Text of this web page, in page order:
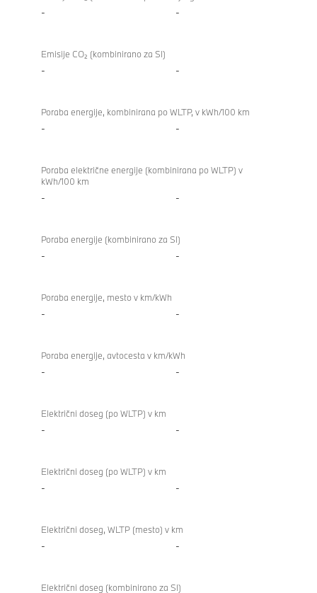
- -
Emisije CO₂ (kombinirano za SI)
- -
Poraba energije, kombinirana po WLTP, v kWh/100 km
- -
Poraba električne energije (kombinirana po WLTP) v
kWh/100 km
- -
Poraba energije (kombinirano za SI)
- -
Poraba energije, mesto v km/kWh
- -
Poraba energije, avtocesta v km/kWh
- -
Električni doseg (po WLTP) v km
- -
Električni doseg (po WLTP) v km
- -
Električni doseg, WLTP (mesto) v km
- -
Električni doseg (kombinirano za SI)